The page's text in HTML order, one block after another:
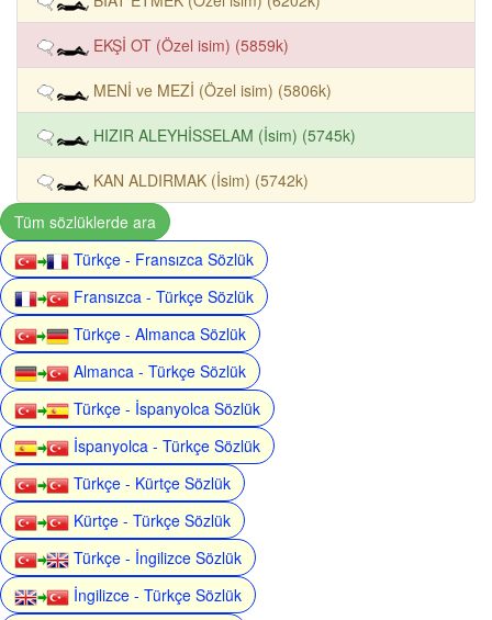
EKŞİ OT (Özel isim) (5859k)
MENİ ve MEZİ (Özel isim) (5806k)
HIZIR ALEYHİSSELAM (İsim) (5745k)
KAN ALDIRMAK (İsim) (5742k)
Tüm sözlüklerde ara
Türkçe - Fransızca Sözlük
Fransızca - Türkçe Sözlük
Türkçe - Almanca Sözlük
Almanca - Türkçe Sözlük
Türkçe - İspanyolca Sözlük
İspanyolca - Türkçe Sözlük
Türkçe - Kürtçe Sözlük
Kürtçe - Türkçe Sözlük
Türkçe - İngilizce Sözlük
İngilizce - Türkçe Sözlük